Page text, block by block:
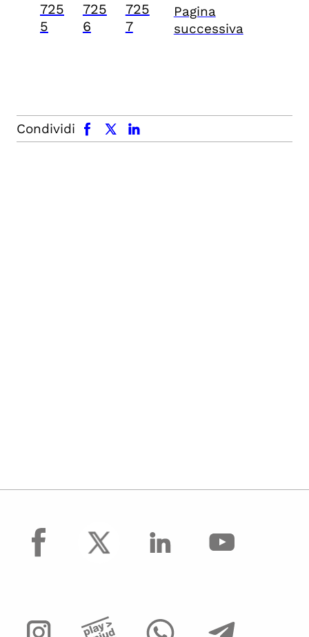
725
5
725
6
725
7
Pagina
successiva
Condividi
facebook x.com linkedin
facebook